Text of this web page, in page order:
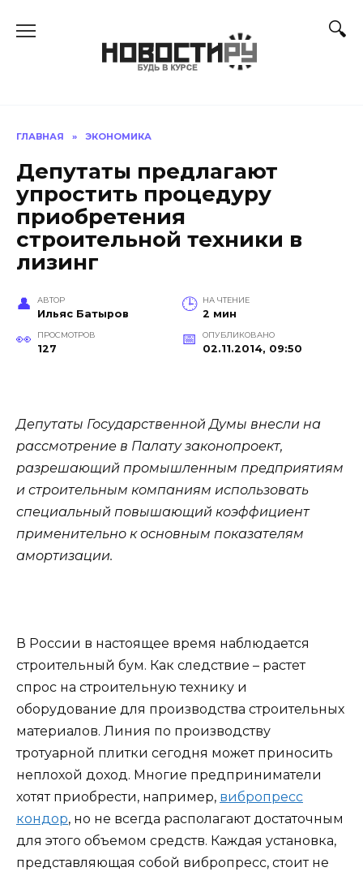
ГЛАВНАЯ » ЭКОНОМИКА
Депутаты предлагают
упростить процедуру
приобретения
строительной техники в
лизинг
АВТОР
Ильяс Батыров
НА ЧТЕНИЕ
2 мин
ПРОСМОТРОВ
127
ОПУБЛИКОВАНО
02.11.2014, 09:50
Депутаты Государственной Думы внесли на
рассмотрение в Палату законопроект,
разрешающий промышленным предприятиям
и строительным компаниям использовать
специальный повышающий коэффициент
применительно к основным показателям
амортизации.
В России в настоящее время наблюдается
строительный бум. Как следствие – растет
спрос на строительную технику и
оборудование для производства строительных
материалов. Линия по производству
тротуарной плитки сегодня может приносить
неплохой доход. Многие предприниматели
хотят приобрести, например, вибропресс
кондор, но не всегда располагают достаточным
для этого объемом средств. Каждая установка,
представляющая собой вибропресс, стоит не